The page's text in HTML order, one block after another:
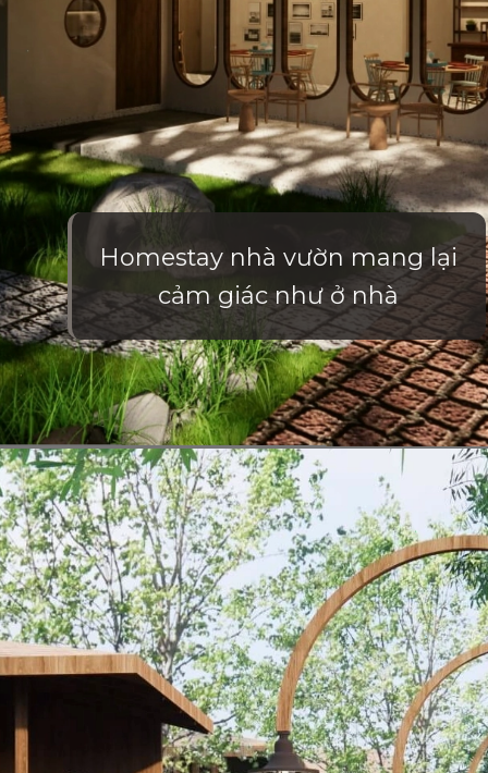
Homestay nhà vườn mang lại
cảm giác như ở nhà
Đang mở https://vietnamxua.edu.vn/thiet-ke-homestay-nha-vuon